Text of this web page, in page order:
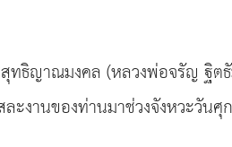
ธิญาณมงคล (หลวงพ่อจรัญ ฐิต
งานของท่านมาช่วงจังหวะวันศุ